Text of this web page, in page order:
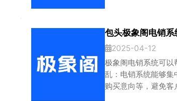
包头极象阁电销
2025-04-12
极象阁电销系统可
乱：电销系统能够集
购买意向等，避免客